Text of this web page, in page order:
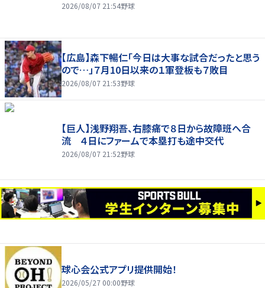
2026/08/07 21:54野球
【広島】森下暢仁「今日は大事な試合だったと思う
ので…」７月10日以来の１軍登板も７敗目
2026/08/07 21:53野球
【巨人】浅野翔吾、右膝痛で８日から故障班へ合
流 ４日にファームで本塁打も途中交代
2026/08/07 21:52野球
球心会公式アプリ提供開始！
2026/05/27 00:00野球